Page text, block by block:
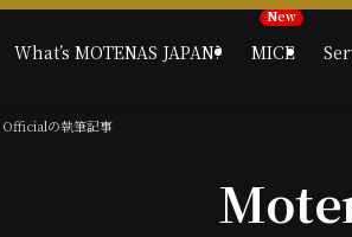
What’s MOTENAS JAPAN? MICE
の執筆記事